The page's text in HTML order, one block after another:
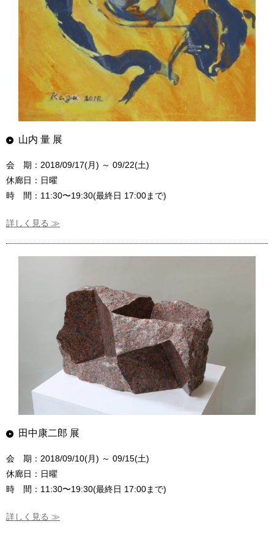
山内 量 展
会 期：2018/09/17(月) ～ 09/22(土)
休廊日：日曜
時 間：11:30〜19:30(最終日 17:00まで)
詳しく見る ≫
田中康二郎 展
会 期：2018/09/10(月) ～ 09/15(土)
休廊日：日曜
時 間：11:30〜19:30(最終日 17:00まで)
詳しく見る ≫